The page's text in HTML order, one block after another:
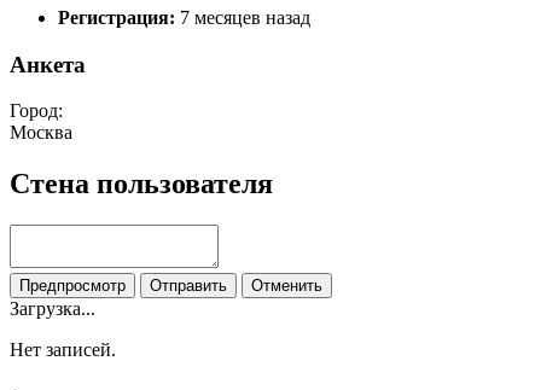
Регистрация: 7 месяцев назад
Анкета
Город:
Москва
Стена пользователя
Предпросмотр Отправить Отменить
Загрузка...
Нет записей.